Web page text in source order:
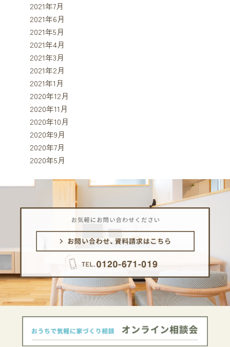
2021年7月
2021年6月
2021年5月
2021年4月
2021年3月
2021年2月
2021年1月
2020年12月
2020年11月
2020年10月
2020年9月
2020年7月
2020年5月